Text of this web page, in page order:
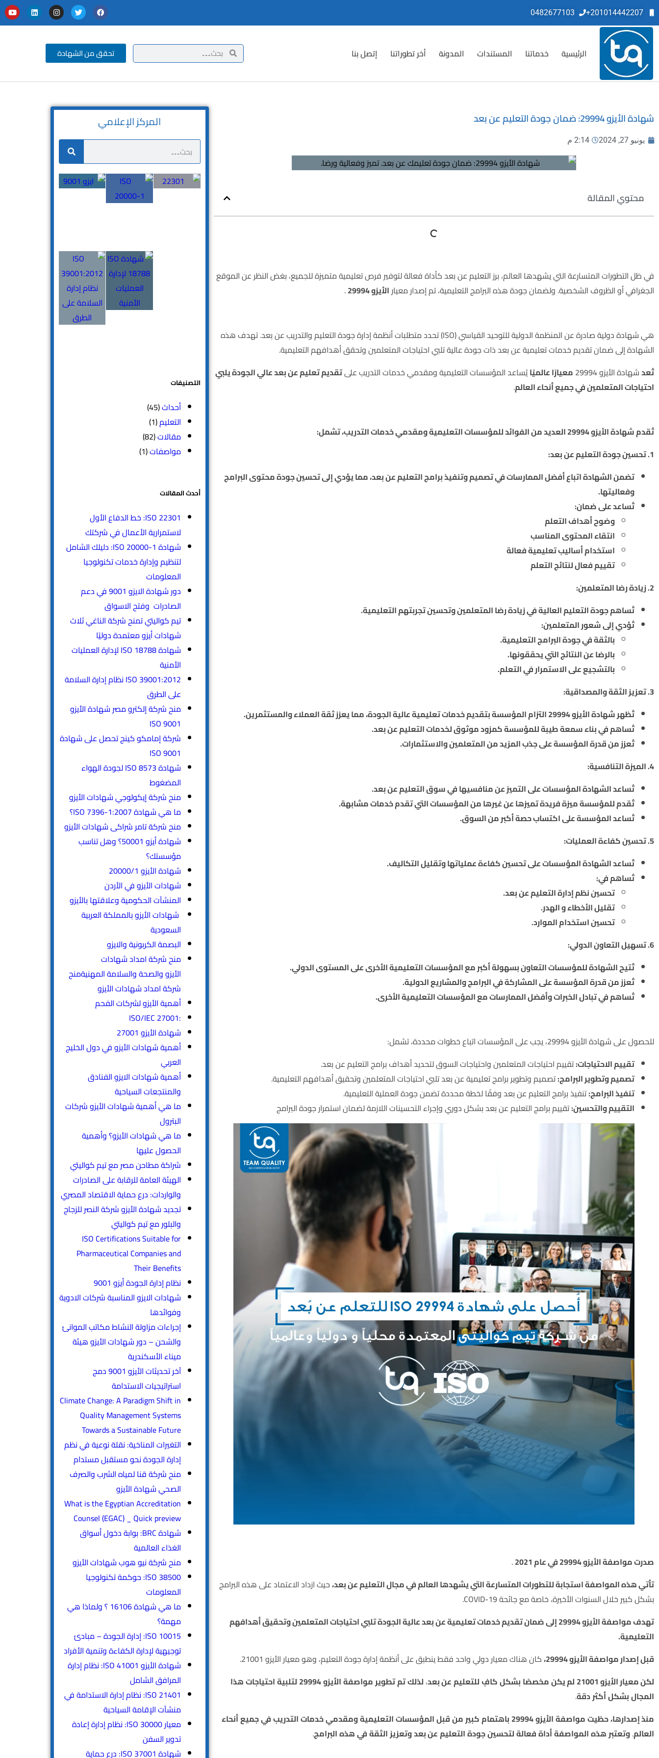
201014442207+
0482677103
الرئيسية خدماتنا المستندات المدونة أخر تطوراتنا إتصل بنا تحقق من الشهادة
شهادة الأيزو 29994: ضمان جودة التعليم عن بعد
يونيو 27, 2024 2:14 م
محتوي المقالة
في ظل التطورات المتسارعة التي يشهدها العالم، برز التعليم عن بعد كأداة فعالة لتوفير فرص تعليمية متميزة للجميع، بغض النظر عن الموقع
الجغرافي أو الظروف الشخصية. ولضمان جودة هذه البرامج التعليمية، تم إصدار معيارالأيزو 29994 .
هي شهادة دولية صادرة عن المنظمة الدولية للتوحيد القياسي (ISO) تحدد متطلبات أنظمة إدارة جودة التعليم والتدريب عن بعد. تهدف هذه
الشهادة إلى ضمان تقديم خدمات تعليمية عن بعد ذات جودة عالية تلبي احتياجات المتعلمين وتحقق أهدافهم التعليمية.
تُعدشهادة الأيزو 29994 معيارًا عالميًايُساعد المؤسسات التعليمية ومقدمي خدمات التدريب علىتقديم تعليم عن بعد عالي الجودة يلبي
احتياجات المتعلمين في جميع أنحاء العالم.
تُقدم شهادة الأيزو 29994 العديد من الفوائد للمؤسسات التعليمية ومقدمي خدمات التدريب، تشمل:
1. تحسين جودة التعليم عن بعد:
تضمن الشهادة اتباع أفضل الممارسات في تصميم وتنفيذ برامج التعليم عن بعد، مما يؤدي إلى تحسين جودة محتوى البرامج
وفعاليتها.
تُساعد على ضمان:
وضوح أهداف التعلم
انتقاء المحتوى المناسب
استخدام أساليب تعليمية فعالة
تقييم فعال لنتائج التعلم
2. زيادة رضا المتعلمين:
تُساهم جودة التعليم العالية في زيادة رضا المتعلمين وتحسين تجربتهم التعليمية.
تُؤدي إلى شعور المتعلمين:
بالثقة في جودة البرامج التعليمية.
بالرضا عن النتائج التي يحققونها.
بالتشجيع على الاستمرار في التعلم.
3. تعزيز الثقة والمصداقية:
تُظهر شهادة الأيزو 29994 التزام المؤسسة بتقديم خدمات تعليمية عالية الجودة، مما يعزز ثقة العملاء والمستثمرين.
تُساهم في بناء سمعة طيبة للمؤسسة كمزود موثوق لخدمات التعليم عن بعد.
تُعزز من قدرة المؤسسة على جذب المزيد من المتعلمين والاستثمارات.
4. الميزة التنافسية:
تُساعد الشهادة المؤسسات على التميز عن منافسيها في سوق التعليم عن بعد.
تُقدم للمؤسسة ميزة فريدة تميزها عن غيرها من المؤسسات التي تقدم خدمات مشابهة.
تُساعد المؤسسة على اكتساب حصة أكبر من السوق.
5. تحسين كفاءة العمليات:
تُساعد الشهادة المؤسسات على تحسين كفاءة عملياتها وتقليل التكاليف.
تُساهم في:
تحسين نظم إدارة التعليم عن بعد.
تقليل الأخطاء و الهدر.
تحسين استخدام الموارد.
6. تسهيل التعاون الدولي:
تُتيح الشهادة للمؤسسات التعاون بسهولة أكبر مع المؤسسات التعليمية الأخرى على المستوى الدولي.
تُعزز من قدرة المؤسسة على المشاركة في البرامج والمشاريع الدولية.
تُساهم في تبادل الخبرات وأفضل الممارسات مع المؤسسات التعليمية الأخرى.
للحصول على شهادة الأيزو 29994، يجب على المؤسسات اتباع خطوات محددة، تشمل:
تقييم الاحتياجات:تقييم احتياجات المتعلمين واحتياجات السوق لتحديد أهداف برامج التعليم عن بعد.
تصميم وتطوير البرامج:تصميم وتطوير برامج تعليمية عن بعد تلبي احتياجات المتعلمين وتحقيق أهدافهم التعليمية.
تنفيذ البرامج:تنفيذ برامج التعليم عن بعد وفقًا لخطة محددة تضمن جودة العملية التعليمية.
التقييم والتحسين:تقييم برامج التعليم عن بعد بشكل دوري وإجراء التحسينات اللازمة لضمان استمرار جودة البرامج
صدرت مواصفة الأيزو 29994 في عام 2021
.
تأتي هذه المواصفة استجابة للتطورات المتسارعة التي يشهدها العالم في مجال التعليم عن بعد،حيث ازداد الاعتماد على هذه البرامج
بشكل كبير خلال السنوات الأخيرة، خاصة مع جائحة COVID-19.
تهدف مواصفة الأيزو 29994 إلى ضمان تقديم خدمات تعليمية عن بعد عالية الجودة تلبي احتياجات المتعلمين وتحقيق أهدافهم
التعليمية.
قبل إصدار مواصفة الأيزو 29994،
كان هناك معيار دولي واحد فقط ينطبق على أنظمة إدارة جودة التعليم، وهو معيار الأيزو 21001.
لكن معيار الأيزو 21001
لم يكنمخصصًا بشكلكافٍ للتعليمعن بعد، لذلكتمتطوير مواصفةالأيزو29994 لتلبيةاحتياجاتهذا
المجالبشكلأكثردقة.
منذ إصدارها،حظيتمواصفةالأيزو29994 باهتمامكبير منقبلالمؤسساتالتعليميةومقدميخدماتالتدريبفيجميعأنحاء
العالم.وتعتبر هذهالمواصفةأداةفعالةلتحسينجودةالتعليمعن بعدوتعزيز الثقةفيهذهالبرامج.
المركز الإعلامي
التصنيفات
أحداث(45)
التعليم(1)
مقالات(82)
مواصفات(1)
أحدث المقالات
ISO 22301: خط الدفاع الأول
لاستمرارية الأعمال في شركتك
شهادة ISO 20000-1: دليلك الشامل
لتنظيم وإدارة خدمات تكنولوجيا
المعلومات
دور شهادة الايزو 9001 في دعم
الصادرات وفتح الاسواق
تيم كواليتي تمنح شركة الناغي ثلاث
شهادات أيزو معتمدة دوليًا
شهادة ISO 18788 لإدارة العمليات
الأمنية
ISO 39001:2012 نظام إدارة السلامة
على الطرق
منح شركة إلكترو مصر شهادة الأيزو
ISO 9001
شركة إمامكو كينج تحصل على شهادة
ISO 9001
شهادة ISO 8573 لجودة الهواء
المضغوط
منح شركة إيكولوجي شهادات الأيزو
ما هي شهادة ISO 7396-1:2007؟
منح شركة تامر شراكى شهادات الأيزو
شهادة أيزو 50001؟ وهل تناسب
مؤسستك؟
شهادة الأيزو 20000/1
شهادات الأيزو في الأردن
المنشآت الحكومية وعلاقتها بالأيزو
شهادات الأيزو بالمملكة العربية
السعودية
البصمة الكربونية والايزو
منح شركة امداد شهادات
الأيزو والصحة والسلامة المهنيةمنح
شركة امداد شهادات الأيزو
أهمية الأيزو لشركات الفحم
:ISO/IEC 27001
شهادة الأيزو 27001
أهمية شهادات الأيزو في دول الخليج
العربي
أهمية شهادات الايزو الفنادق
والمنتجعات السياحية
ما هي أهمية شهادات الأيزو شركات
البترول
ما هي شهادات الأيزو؟ وأهمية
الحصول عليها
شراكة مطاحن مصر مع تيم كواليتي
الهيئة العامة للرقابة على الصادرات
والواردات: درع حماية الاقتصاد المصري
تجديد شهادة الأيزو شركة النصر للزجاج
والبلور مع تيم كواليتي
ISO Certifications Suitable for
Pharmaceutical Companies and
Their Benefits
نظام إدارة الجودة أيزو 9001
شهادات الايزو المناسبة شركات الادوية
وفوائدها
إجراءات مزاولة النشاط مكاتب الموانئ
والشحن – دور شهادات الأيزو هيئة
ميناء الأسكندرية
آخر تحديثات الأيزو 9001 دمج
استراتيجيات الاستدامة
Climate Change: A Paradigm Shift in
Quality Management Systems
Towards a Sustainable Future
التغيرات المناخية: نقلة نوعية في نظم
إدارة الجودة نحو مستقبل مستدام
منح شركة قنا لمياه الشرب والصرف
الصحي شهادة الأيزو
What is the Egyptian Accreditation
Counsel (EGAC) _ Quick preview
شهادة BRC: بوابة دخول أسواق
الغذاء العالمية
منح شركة نيو هوب شهادات الأيزو
ISO 38500: حوكمة تكنولوجيا
المعلومات
ما هي شهادة 16106 ؟ ولماذا هي
مهمة؟
ISO 10015: إدارة الجودة – مبادئ
توجيهية لإدارة الكفاءة وتنمية الأفراد
شهادة الأيزو ISO 41001: نظام إدارة
المرافق الشامل
ISO 21401: نظام إدارة الاستدامة في
منشآت الإقامة السياحية
معيار ISO 30000: نظام إدارة إعادة
تدوير السفن
شهادة ISO 37001: درع حماية